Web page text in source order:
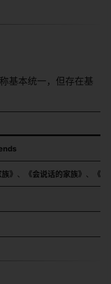
基本统一，但存在基
》 、 《会说话的家族》 、 《